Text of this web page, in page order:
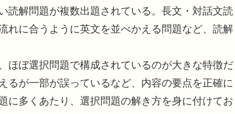
読解問題が複数出題されている。長文・対話文読
れに合うように英文を並べかえる問題など、読解
ぼ選択問題で構成されているのが大きな特徴だ
るが一部が誤っているなど、内容の要点を正確に
に多くあたり、選択問題の解き方を身に付けてお